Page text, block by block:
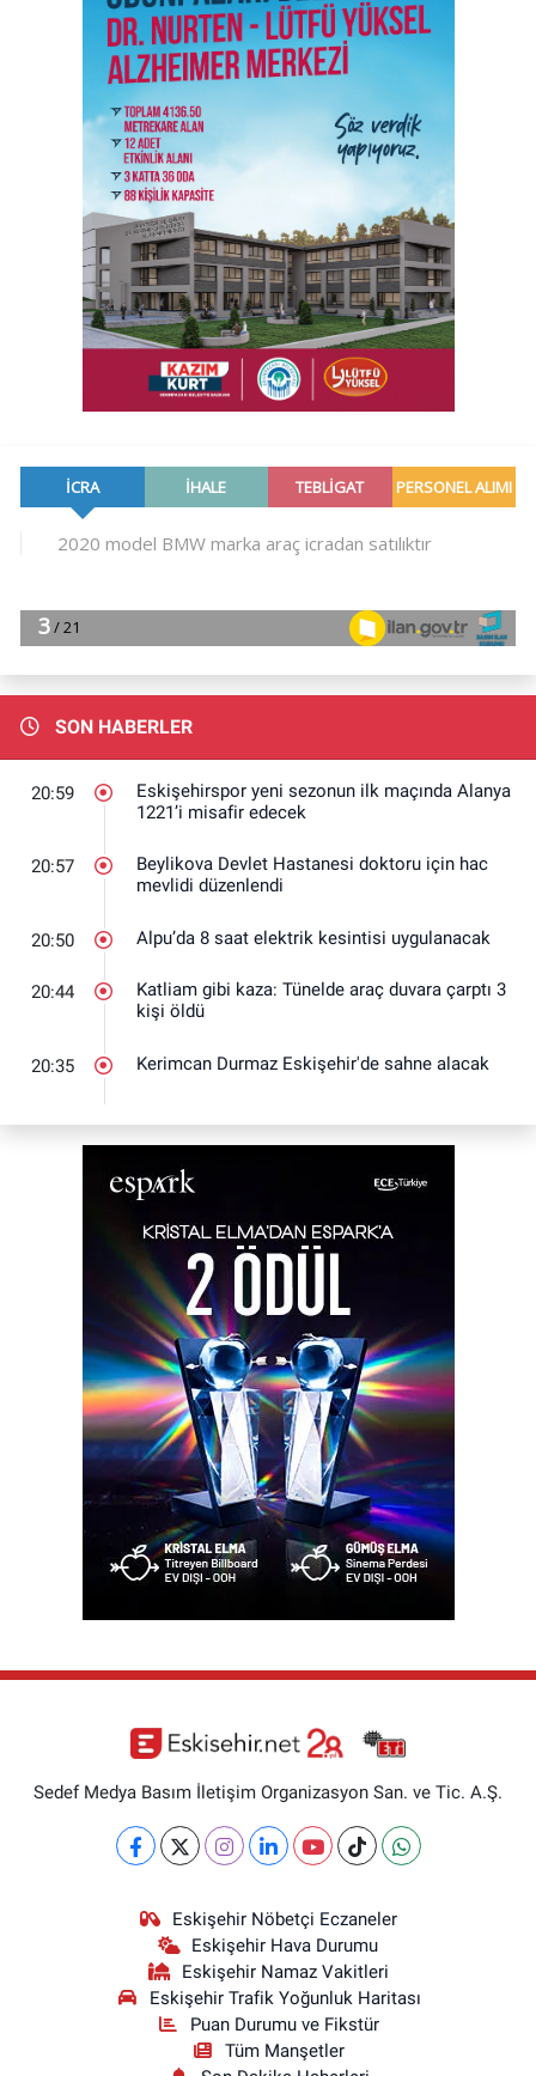
SON HABERLER
20:59
Eskişehirspor yeni sezonun ilk maçında Alanya
1221’i misafir edecek
20:57
Beylikova Devlet Hastanesi doktoru için hac
mevlidi düzenlendi
20:50 Alpu’da 8 saat elektrik kesintisi uygulanacak
20:44
Katliam gibi kaza: Tünelde araç duvara çarptı 3
kişi öldü
20:35 Kerimcan Durmaz Eskişehir'de sahne alacak
Sedef Medya Basım İletişim Organizasyon San. ve Tic. A.Ş.
Eskişehir Nöbetçi Eczaneler
Eskişehir Hava Durumu
Eskişehir Namaz Vakitleri
Eskişehir Trafik Yoğunluk Haritası
Puan Durumu ve Fikstür
Tüm Manşetler